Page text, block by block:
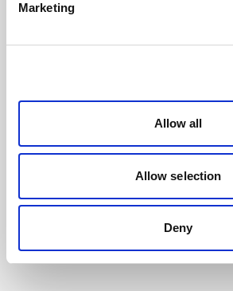
Marketing
Allow all
Allow selection
Deny